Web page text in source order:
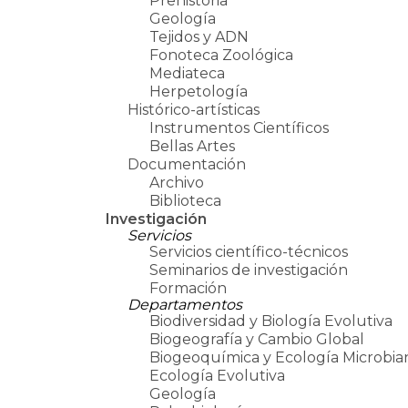
Geología
Tejidos y ADN
Fonoteca Zoológica
Mediateca
Herpetología
Histórico-artísticas
Instrumentos Científicos
Bellas Artes
Documentación
Archivo
Biblioteca
Investigación
Servicios
Servicios científico-técnicos
Seminarios de investigación
Formación
Departamentos
Biodiversidad y Biología Evolutiva
Biogeografía y Cambio Global
Biogeoquímica y Ecología
Ecología Evolutiva
Geología